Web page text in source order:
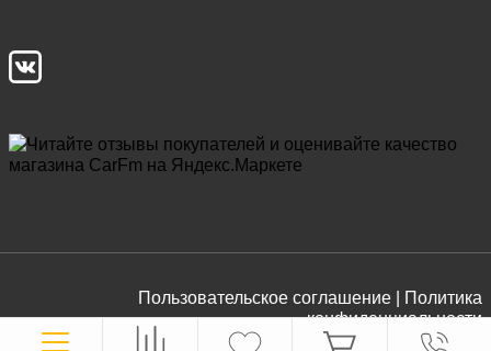
Пользовательское соглашение |
Политика
конфиденциальности